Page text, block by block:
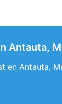
Antauta,
en Antauta,